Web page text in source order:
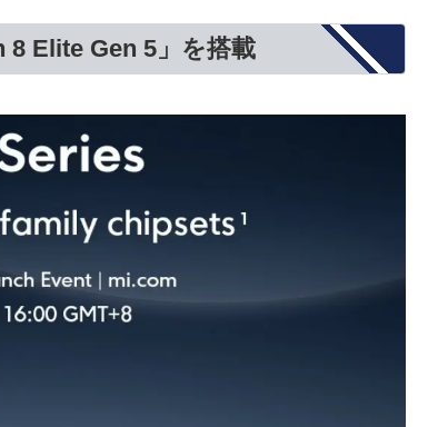
Elite Gen 5」を搭載